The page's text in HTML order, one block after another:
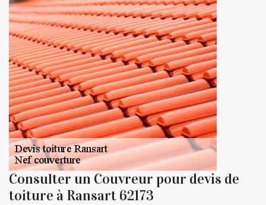
Consulter un Couvreur pour devis de
toiture à Ransart 62173